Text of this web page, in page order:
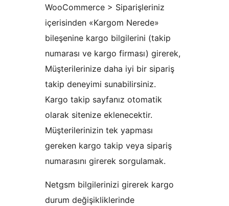
WooCommerce > Siparişleriniz
içerisinden «Kargom Nerede»
bileşenine kargo bilgilerini (takip
numarası ve kargo firması) girerek,
Müşterilerinize daha iyi bir sipariş
takip deneyimi sunabilirsiniz.
Kargo takip sayfanız otomatik
olarak sitenize eklenecektir.
Müşterilerinizin tek yapması
gereken kargo takip veya sipariş
numarasını girerek sorgulamak.
Netgsm bilgilerinizi girerek kargo
durum değişikliklerinde